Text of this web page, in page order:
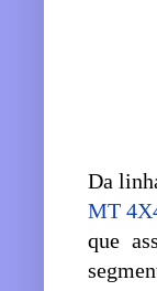
Da
MT
que